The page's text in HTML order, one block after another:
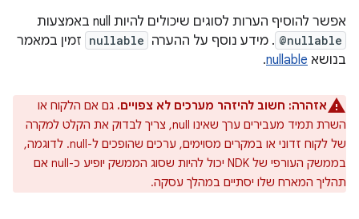
אפשר להוסיף הערות לסוגים שיכולים להיות null באמצעות
@nullable . מידע נוסף על ההערה nullable זמין במאמר
בנושא nullable
.
אזהרה: חשוב להיזהר מערכים לא צפויים. גם אם הלקוח או
השרת תמיד מעבירים ערך שאינו null, צריך לבדוק את הקלט למקרה
של לקוח זדוני או במקרים מסוימים, ערכים שהופכים ל-null. לדוגמה,
בממשק העורפי של NDK יכול להיות שסוג הממשק יופיע כ-null אם
תהליך המארח שלו יסתיים במהלך עסקה.